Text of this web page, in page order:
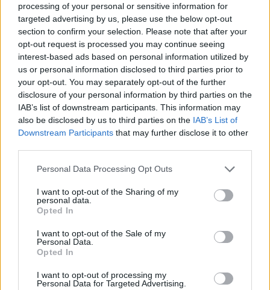
processing of your personal or sensitive information for
targeted advertising by us, please use the below opt-out
section to confirm your selection. Please note that after your
opt-out request is processed you may continue seeing
interest-based ads based on personal information utilized by
us or personal information disclosed to third parties prior to
your opt-out. You may separately opt-out of the further
disclosure of your personal information by third parties on the
IAB’s list of downstream participants. This information may
also be disclosed by us to third parties on the IAB’s List of
Downstream Participants that may further disclose it to other
Personal Data Processing Opt Outs
I want to opt-out of the Sharing of my
personal data.
Opted In
I want to opt-out of the Sale of my
Personal Data.
Opted In
I want to opt-out of processing my
Personal Data for Targeted Advertising.
Esim for Global
Esim for USA|Esim for Italy| Esim for Spain|Esim